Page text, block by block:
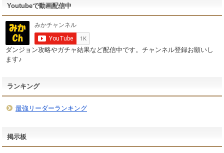
Youtubeで動画配信中
ダンジョン攻略やガチャ結果など配信中です。チャンネル登録お願いし
ます♪
ランキング
最強リーダーランキング
掲示板